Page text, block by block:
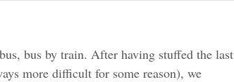
bus by train. After having stuffed the last
more difficult for some reason), we